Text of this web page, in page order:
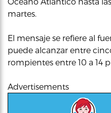
martes.
El mensaje se refiere al
puede alcanzar entre
rompientes entre 10 a 14
Advertisements